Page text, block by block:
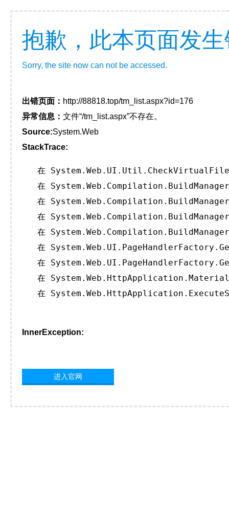
抱歉，此本页面发
Sorry, the site now can not be accessed.
出错页面： http://88818.top/tm_list.aspx?id=176
异常信息： 文件“/tm_list.aspx”不存在。
Source:System.Web
StackTrace:
在
在
在
在
在
在
在
在
在
InnerException:
进入官网